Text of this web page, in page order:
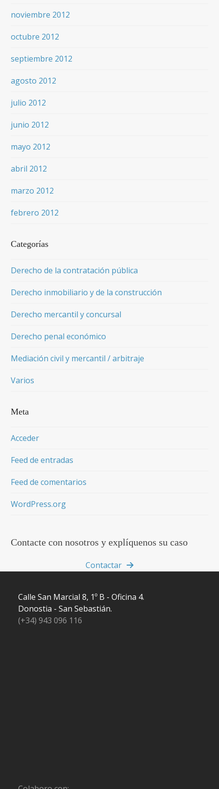
noviembre 2012
octubre 2012
septiembre 2012
agosto 2012
julio 2012
junio 2012
mayo 2012
abril 2012
marzo 2012
febrero 2012
Categorías
Derecho de la contratación pública
Derecho inmobiliario y de la construcción
Derecho mercantil y concursal
Derecho penal económico
Mediación civil y mercantil / arbitraje
Varios
Meta
Acceder
Feed de entradas
Feed de comentarios
WordPress.org
Contacte con nosotros y explíquenos su caso
Contactar
Calle San Marcial 8, 1º B - Oficina 4.
Donostia - San Sebastián.
(+34) 943 096 116